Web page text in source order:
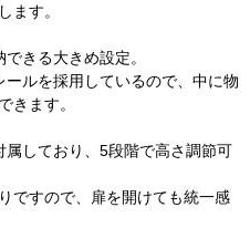
ます。
きる大きめ設定。
ルを採用しているので、中に物
きます。
しており、5段階で高さ調節可
ですので、扉を開けても統一感